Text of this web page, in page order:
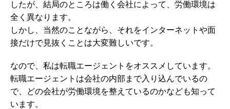
したが、結局のところは働く会社によって、労働環境は
全く異なります。
しかし、当然のことながら、それをインターネットや面
接だけで見抜くことは大変難しいです。
なので、私は転職エージェントをオススメしています。
転職エージェントは会社の内部まで入り込んでいるの
で、どの会社が労働環境を整えているのかなども知って
います。